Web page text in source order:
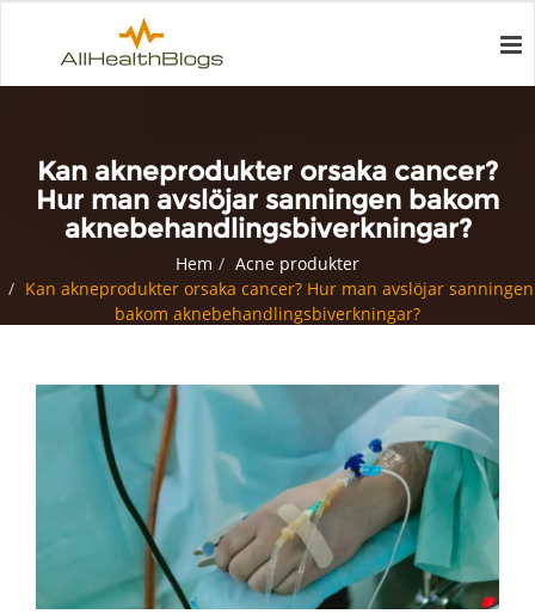
Kan akneprodukter orsaka cancer?
Hur man avslöjar sanningen bakom
aknebehandlingsbiverkningar?
Hem
Acne produkter
Kan akneprodukter orsaka cancer? Hur man avslöjar sanningen
bakom aknebehandlingsbiverkningar?